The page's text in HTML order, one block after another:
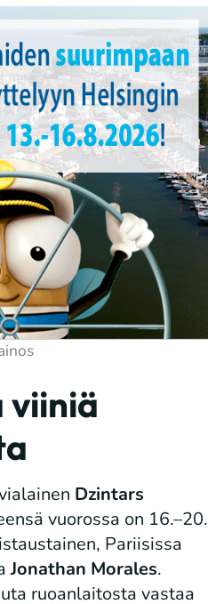
viiniä
Dzintars
vuorossa on 16.–20.
Pariisissa
Jonathan Morales.
ruoanlaitosta vastaa